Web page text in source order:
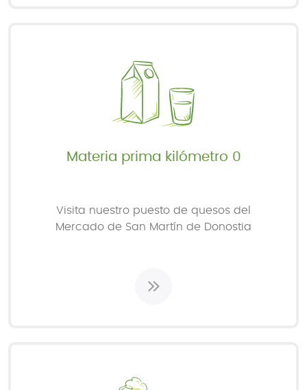
Materia prima kilómetro 0
Visita nuestro puesto de quesos del
Mercado de San Martín de Donostia